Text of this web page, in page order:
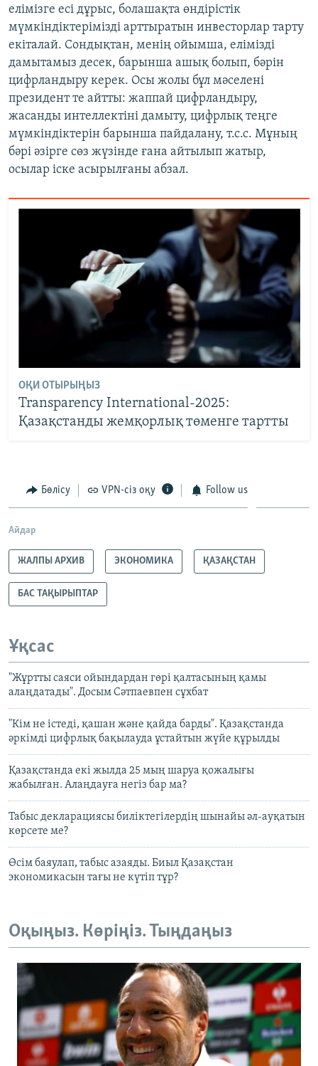
елімізге есі дұрыс, болашақта өндірістік
мүмкіндіктерімізді арттыратын инвесторлар тарту
екіталай. Сондықтан, менің ойымша, елімізді
дамытамыз десек, барынша ашық болып, бәрін
цифрландыру керек. Осы жолы бұл мәселені
президент те айтты: жаппай цифрландыру,
жасанды интеллектіні дамыту, цифрлық теңге
мүмкіндіктерін барынша пайдалану, т.с.с. Мұның
бәрі әзірге сөз жүзінде ғана айтылып жатыр,
осылар іске асырылғаны абзал.
ОҚИ ОТЫРЫҢЫЗ
Transparency International-2025:
Қазақстанды жемқорлық төменге тартты
Бөлісу VPN-сіз оқу Follow us
Айдар
ЖАЛПЫ АРХИВ ЭКОНОМИКА ҚАЗАҚСТАН
БАС ТАҚЫРЫПТАР
Ұқсас
"Жұртты саяси ойындардан гөрі қалтасының қамы
алаңдатады". Досым Сәтпаевпен сұхбат
"Кім не істеді, қашан және қайда барды". Қазақстанда
әркімді цифрлық бақылауда ұстайтын жүйе құрылды
Қазақстанда екі жылда 25 мың шаруа қожалығы
жабылған. Алаңдауға негіз бар ма?
Табыс декларациясы биліктегілердің шынайы әл-ауқатын
көрсете ме?
Өсім баяулап, табыс азаяды. Биыл Қазақстан
экономикасын тағы не күтіп тұр?
Оқыңыз. Көріңіз. Тыңдаңыз